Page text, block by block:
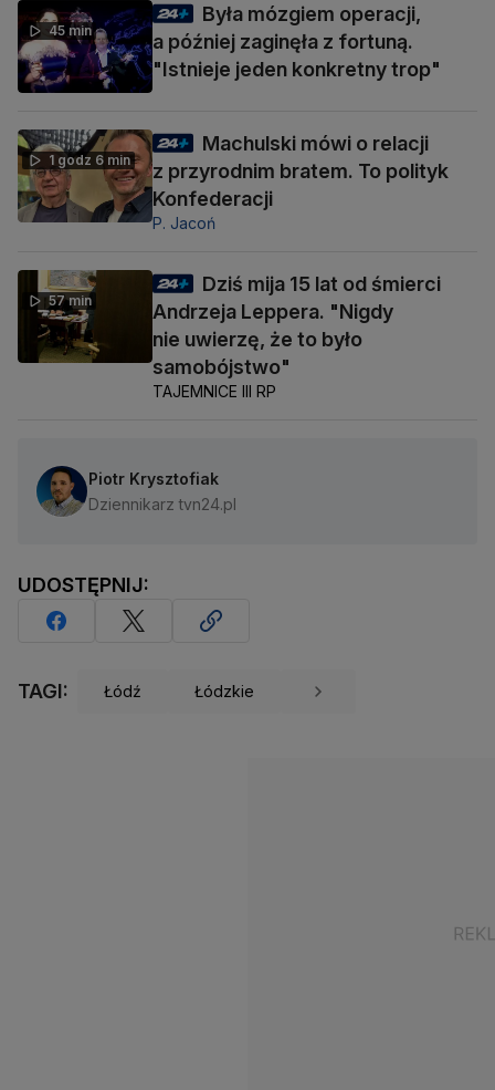
45 min
Była mózgiem operacji,
a później zaginęła z fortuną.
"Istnieje jeden konkretny trop"
1 godz 6 min
Machulski mówi o relacji
z przyrodnim bratem. To polityk
Konfederacji
P. Jacoń
57 min
Dziś mija 15 lat od śmierci
Andrzeja Leppera. "Nigdy
nie uwierzę, że to było
samobójstwo"
TAJEMNICE III RP
Piotr Krysztofiak
Dziennikarz tvn24.pl
UDOSTĘPNIJ:
TAGI: Łódź Łódzkie